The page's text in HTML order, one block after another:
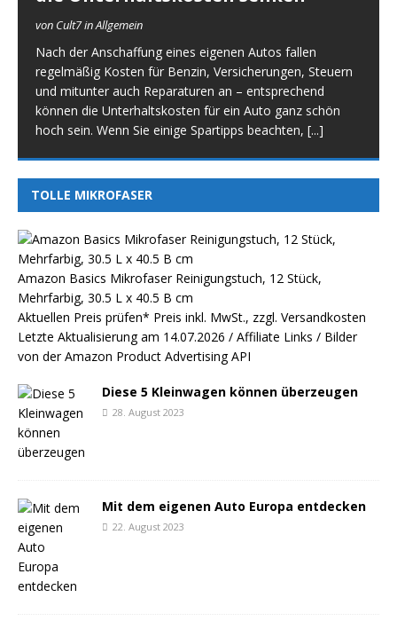
von Cult7 in Allgemein
Nach der Anschaffung eines eigenen Autos fallen
regelmäßig Kosten für Benzin, Versicherungen, Steuern
und mitunter auch Reparaturen an – entsprechend
können die Unterhaltskosten für ein Auto ganz schön
hoch sein. Wenn Sie einige Spartipps beachten, [...]
TOLLE MIKROFASER
Amazon Basics Mikrofaser Reinigungstuch, 12 Stück,
Mehrfarbig, 30.5 L x 40.5 B cm
Aktuellen Preis prüfen* Preis inkl. MwSt., zzgl. Versandkosten
Letzte Aktualisierung am 14.07.2026 / Affiliate Links / Bilder
von der Amazon Product Advertising API
Diese 5 Kleinwagen können überzeugen
28. August 2023
Mit dem eigenen Auto Europa entdecken
22. August 2023